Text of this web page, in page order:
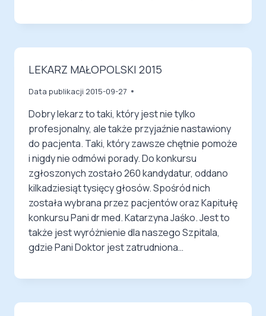
LEKARZ MAŁOPOLSKI 2015
Data publikacji 2015-09-27
Dobry lekarz to taki, który jest nie tylko
profesjonalny, ale także przyjaźnie nastawiony
do pacjenta. Taki, który zawsze chętnie pomoże
i nigdy nie odmówi porady. Do konkursu
zgłoszonych zostało 260 kandydatur, oddano
kilkadziesiąt tysięcy głosów. Spośród nich
została wybrana przez pacjentów oraz Kapitułę
konkursu Pani dr med. Katarzyna Jaśko. Jest to
także jest wyróżnienie dla naszego Szpitala,
gdzie Pani Doktor jest zatrudniona…